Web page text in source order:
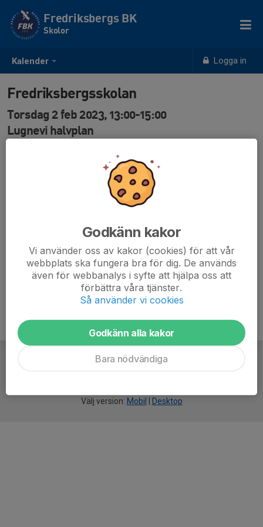
Kalender Logga in
Fredriksbergs BK
Skolor
Fredriksbergsskolan
Torsdag 2 feb 2023, 13:00-15:00
Lugnevi halvplan
Jonathan Hammardlund
Välj version: Mobil Desktop
Godkänn kakor
Vi använder oss av kakor (cookies) för att vår
webbplats ska fungera bra för dig. De används
även för webbanalys i syfte att hjälpa oss att
förbättra våra tjänster.
Så använder vi cookies
Godkänn alla kakor
Bara nödvändiga